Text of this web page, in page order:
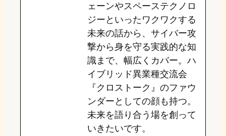
ェーンやスペーステクノロ
ジーといったワクワクする
未来の話から、サイバー攻
撃から身を守る実践的な知
識まで、幅広くカバー。ハ
イブリッド異業種交流会
『クロストーク』のファウ
ンダーとしての顔も持つ。
未来を語り合う場を創って
いきたいです。